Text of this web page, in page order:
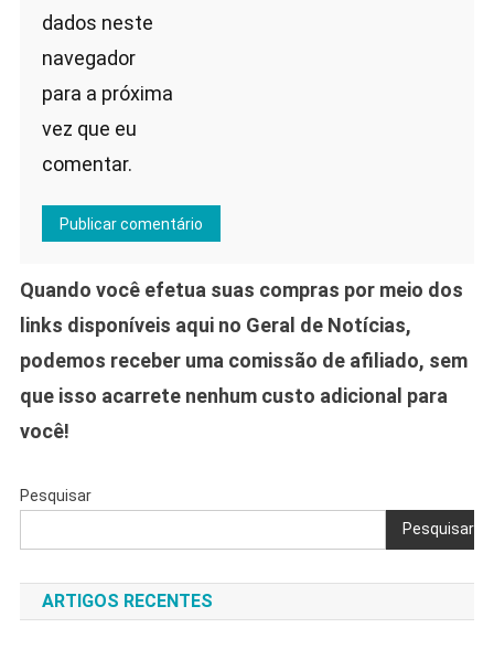
dados neste
navegador
para a próxima
vez que eu
comentar.
Quando você efetua suas compras por meio dos
links disponíveis aqui no Geral de Notícias,
podemos receber uma comissão de afiliado, sem
que isso acarrete nenhum custo adicional para
você!
Pesquisar
Pesquisar
ARTIGOS RECENTES